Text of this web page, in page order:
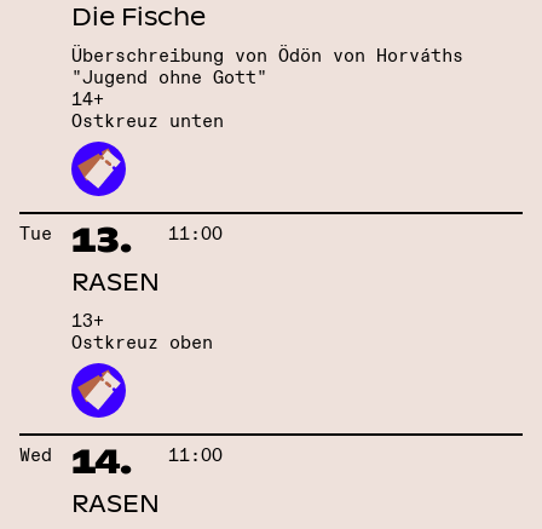
Die Fische
Überschreibung von Ödön von Horváths
"Jugend ohne Gott"
14+
Ostkreuz unten
Tue 13. 11:00
RASEN
13+
Ostkreuz oben
Wed 14. 11:00
RASEN